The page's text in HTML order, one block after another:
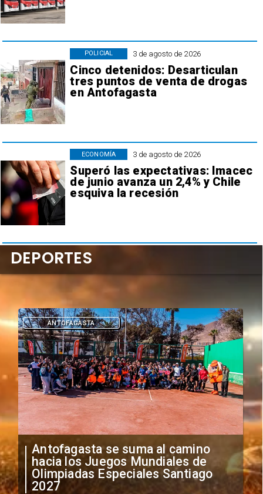
3 de agosto de 2026
Cinco detenidos: Desarticulan
tres puntos de venta de drogas
en Antofagasta
POLICIAL
3 de agosto de 2026
Superó las expectativas: Imacec
de junio avanza un 2,4% y Chile
esquiva la recesión
ECONOMÍA
"Falta de profesionalismo": Sifup
anuncia medidas por situación
irregular de futbolistas
extranjeros
DEPORTES
DEPORTES